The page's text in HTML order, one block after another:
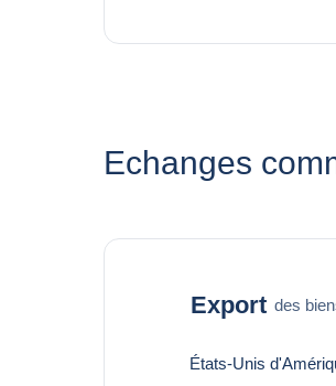
Echanges
Export des
États-Unis